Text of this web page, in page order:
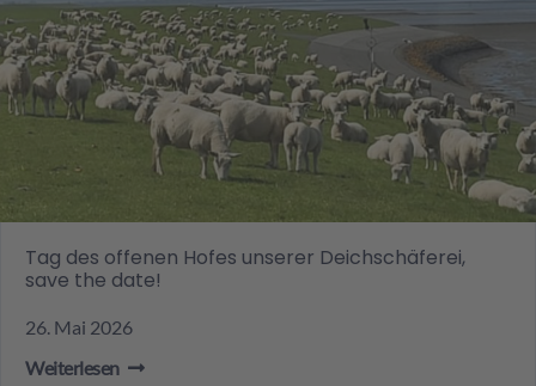
Tag des offenen Hofes unserer Deichschäferei,
save the date!
26. Mai 2026
Weiterlesen